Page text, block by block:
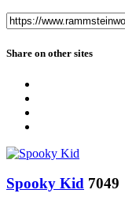
Share on other sites
Spooky Kid 7049